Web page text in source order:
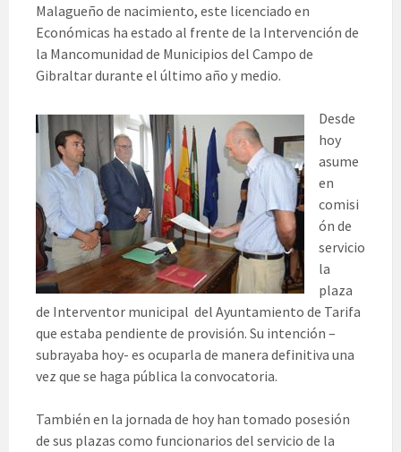
Malagueño de nacimiento, este licenciado en
Económicas ha estado al frente de la Intervención de
la Mancomunidad de Municipios del Campo de
Gibraltar durante el último año y medio.
Desde
hoy
asume
en
comisi
ón de
servicio
la
plaza
de Interventor municipal del Ayuntamiento de Tarifa
que estaba pendiente de provisión. Su intención –
subrayaba hoy- es ocuparla de manera definitiva una
vez que se haga pública la convocatoria.
También en la jornada de hoy han tomado posesión
de sus plazas como funcionarios del servicio de la